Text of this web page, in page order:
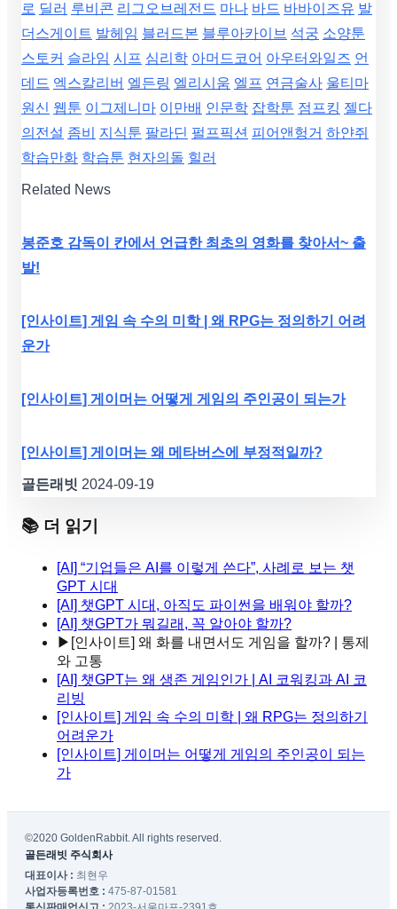
로 딜러 루비콘 리그오브레전드 마나 바드 바바이즈유 발
더스게이트 발헤임 블러드본 블루아카이브 석궁 소양툰
스토커 슬라임 시프 심리학 아머드코어 아우터와일즈 언
데드 엑스칼리버 엘든링 엘리시움 엘프 연금술사 울티마
원신 웹툰 이그제니마 이만배 인문학 잡학툰 점프킹 젤다
의전설 좀비 지식툰 팔라딘 펄프픽션 피어앤헝거 하얀쥐
학습만화 학습툰 현자의돌 힐러
Related News
봉준호 감독이 칸에서 언급한 최초의 영화를 찾아서~ 출
발!
[인사이트] 게임 속 수의 미학 | 왜 RPG는 정의하기 어려
운가
[인사이트] 게이머는 어떻게 게임의 주인공이 되는가
[인사이트] 게이머는 왜 메타버스에 부정적일까?
골든래빗 2024-09-19
📚 더 읽기
[AI] “기업들은 AI를 이렇게 쓴다”, 사례로 보는 챗
GPT 시대
[AI] 챗GPT 시대, 아직도 파이썬을 배워야 할까?
[AI] 챗GPT가 뭐길래, 꼭 알아야 할까?
▶ [인사이트] 왜 화를 내면서도 게임을 할까? | 통제
와 고통
[AI] 챗GPT는 왜 생존 게임인가 | AI 코워킹과 AI 코
리빙
[인사이트] 게임 속 수의 미학 | 왜 RPG는 정의하기
어려운가
[인사이트] 게이머는 어떻게 게임의 주인공이 되는
가
©2020 GoldenRabbit. All rights reserved.
골든래빗 주식회사
대표이사 : 최현우
사업자등록번호 : 475-87-01581